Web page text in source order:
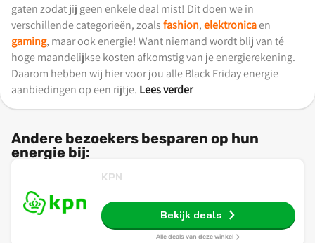
gaten zodat jij geen enkele deal mist! Dit doen we in
verschillende categorieën, zoalsfashion,elektronicaen
gaming, maar ook energie! Want niemand wordt blij van té
hoge maandelijkse kosten afkomstig van je energierekening.
Daarom hebben wij hier voor jou alle Black Friday energie
aanbiedingen op een rijtje. Lees verder
Andere bezoekers besparen op hun
energie bij:
KPN
Bekijk deals
Alle deals van deze winkel